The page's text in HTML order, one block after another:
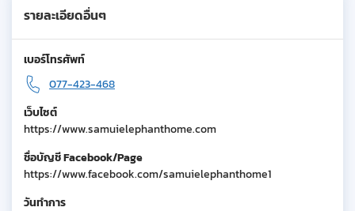
รายละเอียดอื่นๆ
เบอร์โทรศัพท์
077-423-468
เว็บไซต์
https://www.samuielephanthome.com
ชื่อบัญชี Facebook/Page
https://www.facebook.com/samuielephanthome1
วันทำการ